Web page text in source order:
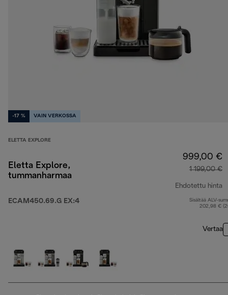
-17 % VAIN VERKOSSA
ELETTA EXPLORE
Eletta Explore,
tummanharmaa
ECAM450.69.G EX:4
999,00 €
1 199,00 €
Ehdotettu hinta
Sisältää ALV-
202,98 €
Vertaa